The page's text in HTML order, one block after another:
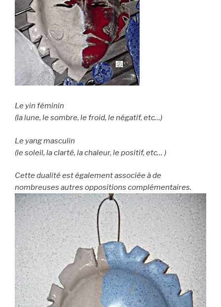
Le yin féminin
(la lune, le sombre, le froid, le négatif, etc…)
Le yang masculin
(le soleil, la clarté, la chaleur, le positif, etc… )
Cette dualité est également associée à de
nombreuses autres oppositions complémentaires.